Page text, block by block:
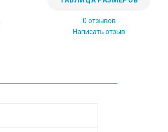
0 отзывов
Написать отзыв